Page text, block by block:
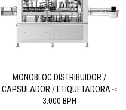
MONOBLOC DISTRIBUIDOR /
CAPSULADOR / ETIQUETADORA ≤
3.000 BPH